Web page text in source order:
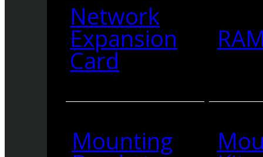
Network
Expansion
Card
Mounting